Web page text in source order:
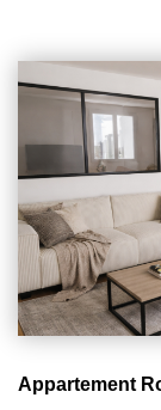
Appartement